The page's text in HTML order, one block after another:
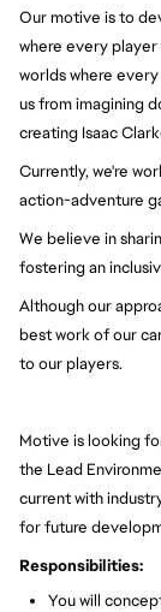
Our motive is to
where every
worlds where
us from imagining
creating Isaac
Currently, we're
action-adventure
We believe in
fostering an
Although our
best work of our
to our players.
Motive is looking
the Lead
current with
for future
Responsibilities:
You will